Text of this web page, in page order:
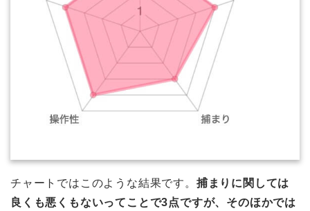
チャートではこのような結果です。 捕まりに関しては
良くも悪くもないってことで3点ですが、そのほかでは